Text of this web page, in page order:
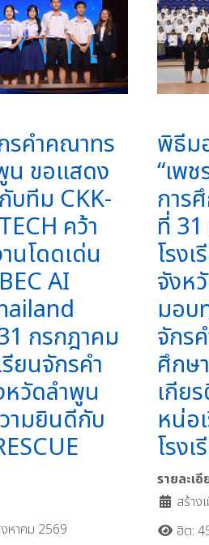
รคำคณาทร
น ขอแสดง
บทีม CKK-
คว้า
นโดดเด่น
AI
กรกฎาคม
ยนจักรคำ
วัดลำพูน
ามยินดีกับ
หาคม 2569
พิธีม
“เพ
การ
ที่
โรง
จังห
มอบ
จักร
ศึกษ
เกีย
หน่อ
โรง
รายละเ
สร้าง
ฮิต: